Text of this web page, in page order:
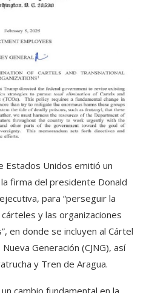
Estados Unidos emitió un
firma del presidente Donald
para “perseguir la
y las organizaciones
en donde se incluyen al Cártel
Generación (CJNG), así
y Tren de Aragua.